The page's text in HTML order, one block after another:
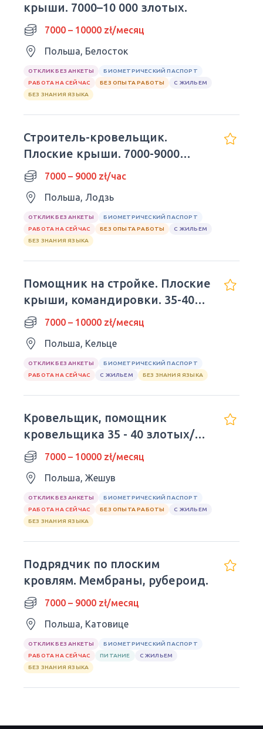
крыши. 7000–10 000 злотых.
7000 – 10000 zł/месяц
Польша, Белосток
ОТКЛИК БЕЗ АНКЕТЫ
БИОМЕТРИЧЕСКИЙ ПАСПОРТ
РАБОТА НА СЕЙЧАС
БЕЗ ОПЫТА РАБОТЫ
С ЖИЛЬЕМ
БЕЗ ЗНАНИЯ ЯЗЫКА
Строитель-кровельщик.
Плоские крыши. 7000-9000
злотых.7000 – 9000 zł/час
Польша, Лодзь
ОТКЛИК БЕЗ АНКЕТЫ
БИОМЕТРИЧЕСКИЙ ПАСПОРТ
РАБОТА НА СЕЙЧАС
БЕЗ ОПЫТА РАБОТЫ
С ЖИЛЬЕМ
БЕЗ ЗНАНИЯ ЯЗЫКА
Помощник на стройке. Плоские
крыши, командировки. 35-40
злотых/час.
7000 – 10000 zł/месяц
Польша, Кельце
ОТКЛИК БЕЗ АНКЕТЫ
БИОМЕТРИЧЕСКИЙ ПАСПОРТ
РАБОТА НА СЕЙЧАС
С ЖИЛЬЕМ БЕЗ ЗНАНИЯ ЯЗЫКА
Кровельщик, помощник
кровельщика 35 - 40 злотых/
час нетто
7000 – 10000 zł/месяц
Польша, Жешув
ОТКЛИК БЕЗ АНКЕТЫ
БИОМЕТРИЧЕСКИЙ ПАСПОРТ
РАБОТА НА СЕЙЧАС
БЕЗ ОПЫТА РАБОТЫ
С ЖИЛЬЕМ
БЕЗ ЗНАНИЯ ЯЗЫКА
Подрядчик по плоским
кровлям. Мембраны, рубероид.
7000 – 9000 zł/месяц
Польша, Катовице
ОТКЛИК БЕЗ АНКЕТЫ
БИОМЕТРИЧЕСКИЙ ПАСПОРТ
РАБОТА НА СЕЙЧАС
ПИТАНИЕ
С ЖИЛЬЕМ
БЕЗ ЗНАНИЯ ЯЗЫКА